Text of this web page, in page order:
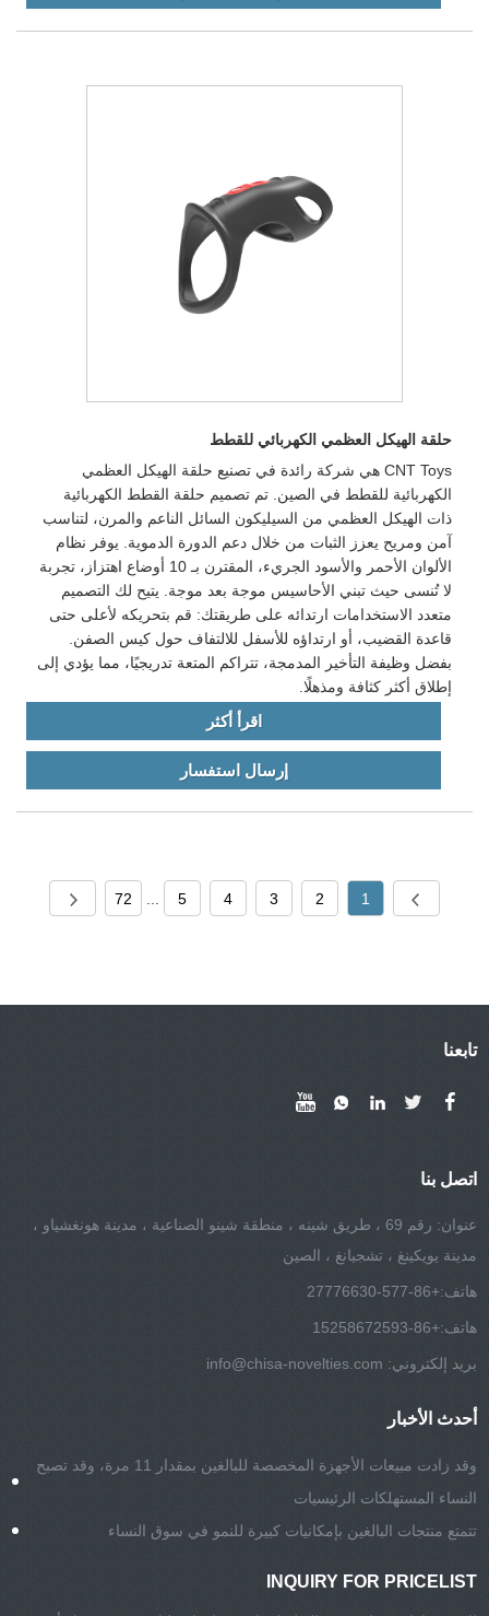
حلقة الهيكل العظمي الكهربائي للقطط
CNT Toys هي شركة رائدة في تصنيع حلقة الهيكل العظمي
الكهربائية للقطط في الصين. تم تصميم حلقة القطط الكهربائية
ذات الهيكل العظمي من السيليكون السائل الناعم والمرن، لتناسب
آمن ومريح يعزز الثبات من خلال دعم الدورة الدموية. يوفر نظام
الألوان الأحمر والأسود الجريء، المقترن بـ 10 أوضاع اهتزاز، تجربة
لا تُنسى حيث تبني الأحاسيس موجة بعد موجة. يتيح لك التصميم
متعدد الاستخدامات ارتدائه على طريقتك: قم بتحريكه لأعلى حتى
قاعدة القضيب، أو ارتداؤه للأسفل للالتفاف حول كيس الصفن.
بفضل وظيفة التأخير المدمجة، تتراكم المتعة تدريجيًا، مما يؤدي إلى
إطلاق أكثر كثافة ومذهلًا.
اقرأ أكثر
إرسال استفسار
1
2
3
4
5
...
72
تابعنا
اتصل بنا
عنوان: رقم 69 ، طريق شينه ، منطقة شينو الصناعية ، مدينة هونغشياو ،
مدينة يويكينغ ، تشجيانغ ، الصين
هاتف:+86-577-27776630
هاتف:+86-15258672593
بريد إلكتروني: info@chisa-novelties.com
أحدث الأخبار
وقد زادت مبيعات الأجهزة المخصصة للبالغين بمقدار 11 مرة، وقد تصبح
النساء المستهلكات الرئيسيات
تتمتع منتجات البالغين بإمكانيات كبيرة للنمو في سوق النساء
INQUIRY FOR PRICELIST